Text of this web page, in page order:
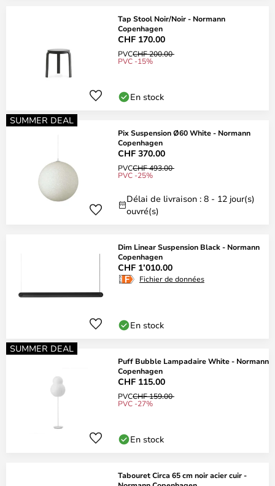
Tap Stool Noir/Noir - Normann
Copenhagen
CHF 170.00
PVCCHF 200.00
PVC -15%
En stock
SUMMER DEAL
Pix Suspension Ø60 White - Normann
Copenhagen
CHF 370.00
PVCCHF 493.00
PVC -25%
Délai de livraison : 8 - 12 jour(s)
ouvré(s)
Dim Linear Suspension Black - Normann
Copenhagen
CHF 1’010.00
Fichier de données
En stock
SUMMER DEAL
Puff Bubble Lampadaire White - Normann
Copenhagen
CHF 115.00
PVCCHF 159.00
PVC -27%
En stock
Tabouret Circa 65 cm noir acier cuir -